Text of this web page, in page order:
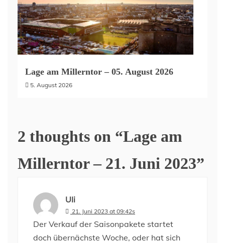
Lage am Millerntor – 05. August 2026
5. August 2026
2 thoughts on “Lage am
Millerntor – 21. Juni 2023”
Uli
21. Juni 2023 at 09:42s
Der Verkauf der Saisonpakete startet
doch übernächste Woche, oder hat sich